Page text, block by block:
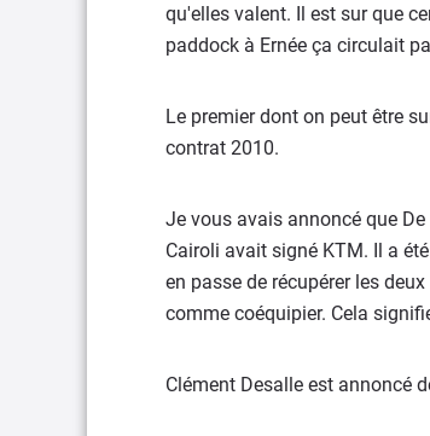
qu'elles valent. Il est sur que
paddock à Ernée ça circulait
Le premier dont on peut être
contrat 2010.
Je vous avais annoncé que
Cairoli avait signé KTM. Il a
en passe de récupérer les
comme coéquipier. Cela
Clément Desalle est annoncé